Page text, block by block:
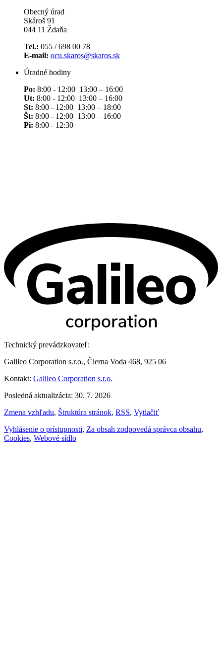
Obecný úrad
Skároš 91
044 11 Ždaňa
Tel.: 055 / 698 00 78
E-mail: ocu.skaros@skaros.sk
Úradné hodiny
Po: 8:00 - 12:00 13:00 – 16:00
Ut: 8:00 - 12:00 13:00 – 16:00
St: 8:00 - 12:00 13:00 – 18:00
Št: 8:00 - 12:00 13:00 – 16:00
Pi: 8:00 - 12:30
Technický prevádzkovateľ:
Galileo Corporation s.r.o., Čierna Voda 468, 925 06
Kontakt: Galileo Corporation s.r.o.
Posledná aktualizácia: 30. 7. 2026
Zmena vzhľadu, Štruktúra stránok, RSS, Vytlačiť
Vyhlásenie o prístupnosti, Za obsah zodpovedá správca obsahu,
Cookies, Webové sídlo